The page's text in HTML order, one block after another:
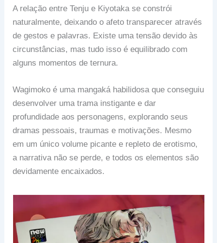
A relação entre Tenju e Kiyotaka se constrói
naturalmente, deixando o afeto transparecer através
de gestos e palavras. Existe uma tensão devido às
circunstâncias, mas tudo isso é equilibrado com
alguns momentos de ternura.
Wagimoko é uma mangaká habilidosa que conseguiu
desenvolver uma trama instigante e dar
profundidade aos personagens, explorando seus
dramas pessoais, traumas e motivações. Mesmo
em um único volume picante e repleto de erotismo,
a narrativa não se perde, e todos os elementos são
devidamente encaixados.